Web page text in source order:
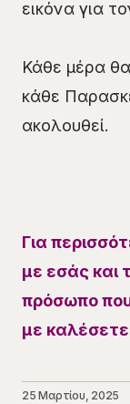
εικόνα για
Κάθε μέρα
κάθε
ακολουθεί.
Για
με εσάς και
πρόσωπο
με
25 Μαρτίου, 2025